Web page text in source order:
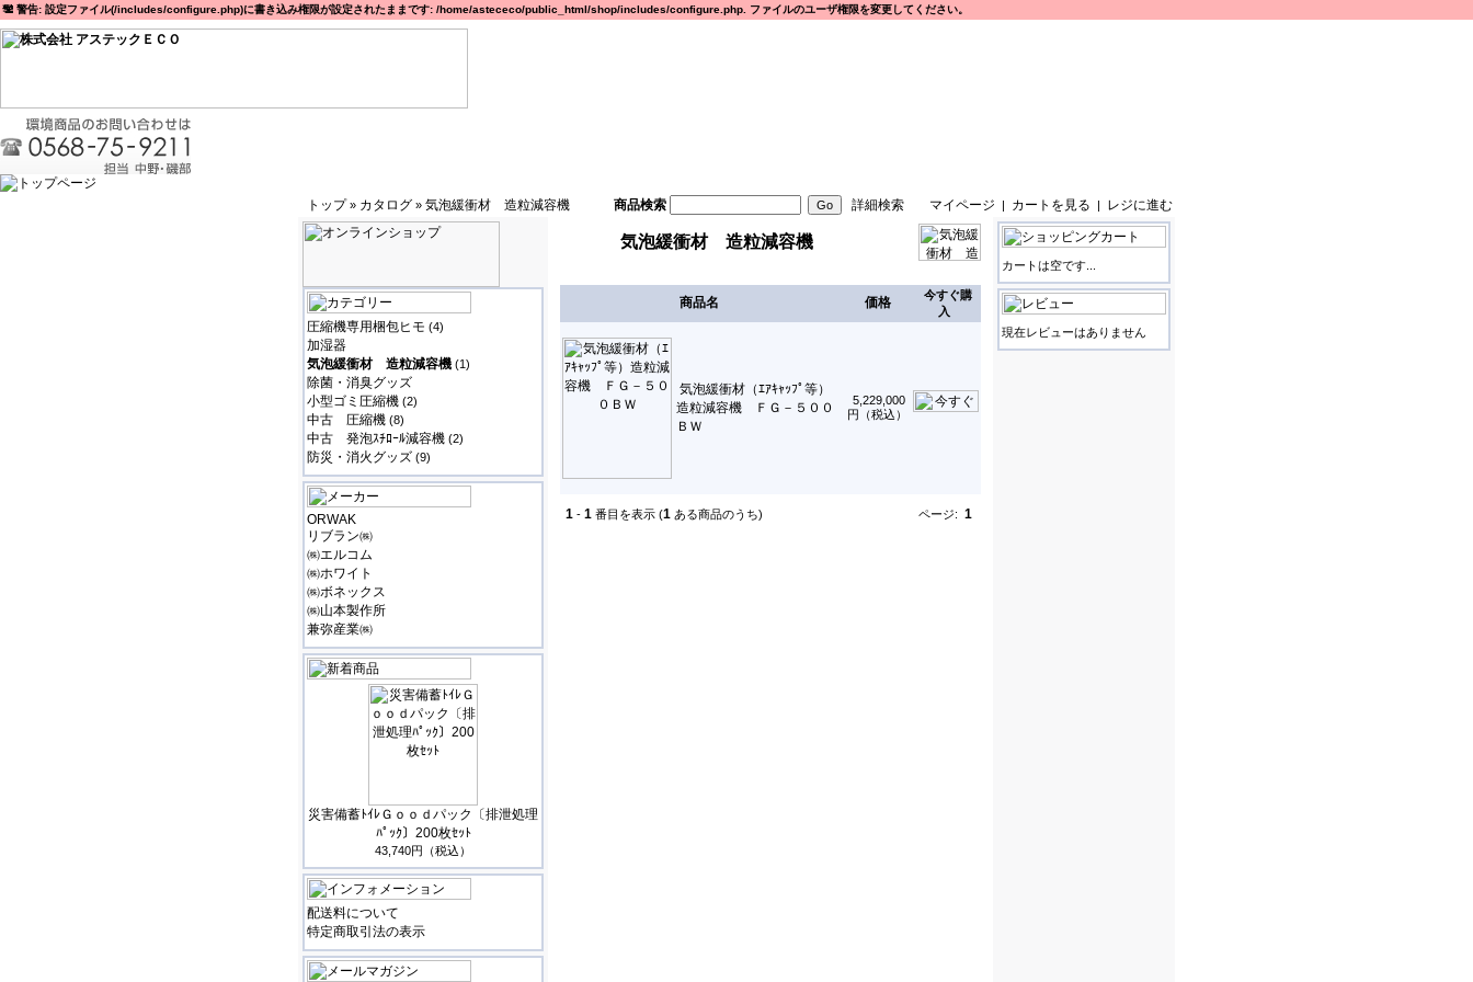
警告: 設定ファイル(/includes/configure.php)に書き込み権限が設定されたままです: /home/astececo/public_html/shop/includes/configure.php. ファイルのユーザ権限を変更してください。
トップ» カタログ » 気泡緩衝材 造粒減容機 商品検索 詳細検索 マイページ | カートを見る | レジに進む
圧縮機専用梱包ヒモ (4)
加湿器
気泡緩衝材 造粒減容機 (1)
除菌・消臭グッズ
小型ゴミ圧縮機 (2)
中古 圧縮機 (8)
中古 発泡ｽﾁﾛｰﾙ減容機 (2)
防災・消火グッズ (9)
ORWAK
リブラン㈱
㈱エルコム
㈱ホワイト
㈱ボネックス
㈱山本製作所
兼弥産業㈱
災害備蓄ﾄｲﾚＧｏｏｄパック〔排泄処理
ﾊﾟｯｸ〕200枚ｾｯﾄ
43,740円（税込）
配送料について
特定商取引法の表示
気泡緩衝材 造粒減容機
商品名 価格
今すぐ購
入
気泡緩衝材（ｴｱｷｬｯﾌﾟ等）
造粒減容機 ＦＧ－５００
ＢＷ
5,229,000
円（税込）
1 - 1 番目を表示 (1 ある商品のうち) ページ: 1
カートは空です...
現在レビューはありません